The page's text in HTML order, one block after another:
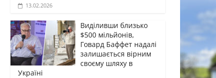
13.02.2026
Виділивши близько
$500 мільйонів,
Говард Баффет надалі
залишається вірним
своєму шляху в
Україні